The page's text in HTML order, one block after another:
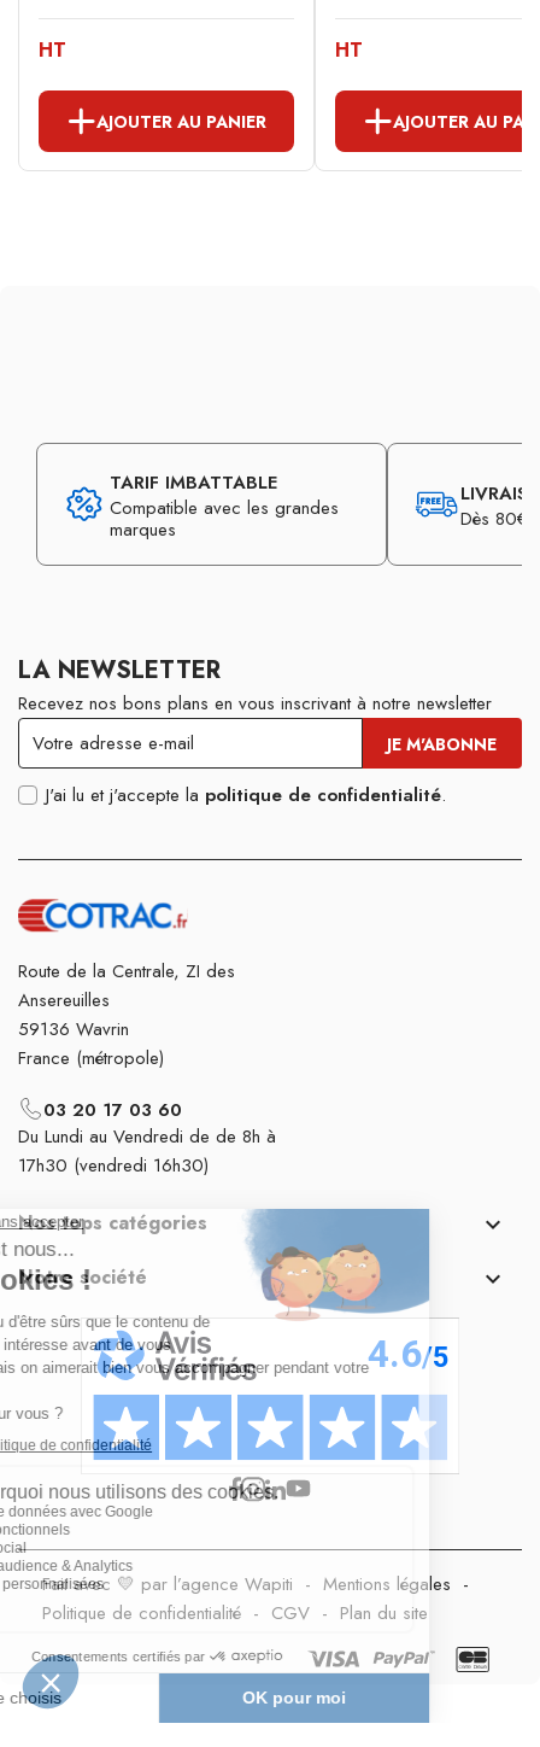
HT
AJOUTER AU PANIER
HT
AJOUTER AU
TARIF IMBATTABLE
Compatible avec les grandes
marques
Dès 80€
LA NEWSLETTER
Recevez nos bons plans en vous inscrivant à notre newsletter
J'ai lu et j'accepte la politique de confidentialité.
Route de la Centrale, ZI des
Ansereuilles
59136 Wavrin
France (métropole)
03 20 17 03 60
Du Lundi au Vendredi de de 8h à
17h30 (vendredi 16h30)
Nos tops catégories 
Notre société 
Fait avec 💛 par l’agence Wapiti - Mentions légales -
Politique de confidentialité - CGV - Plan du site